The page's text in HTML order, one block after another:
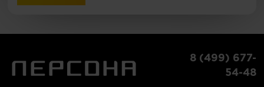
8 (499) 677-
54-48